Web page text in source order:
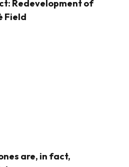
Redevelopment of
Field
are, in fact,